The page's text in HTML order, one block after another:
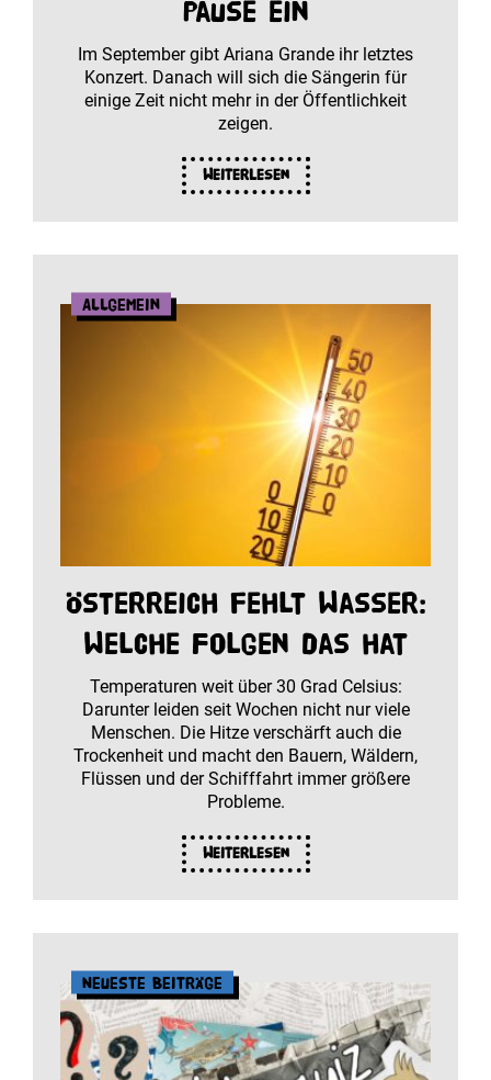
Pause ein
Im September gibt Ariana Grande ihr letztes
Konzert. Danach will sich die Sängerin für
einige Zeit nicht mehr in der Öffentlichkeit
zeigen.
Weiterlesen
Allgemein
Österreich fehlt Wasser:
Welche Folgen das hat
Temperaturen weit über 30 Grad Celsius:
Darunter leiden seit Wochen nicht nur viele
Menschen. Die Hitze verschärft auch die
Trockenheit und macht den Bauern, Wäldern,
Flüssen und der Schifffahrt immer größere
Probleme.
Weiterlesen
Neueste Beiträge